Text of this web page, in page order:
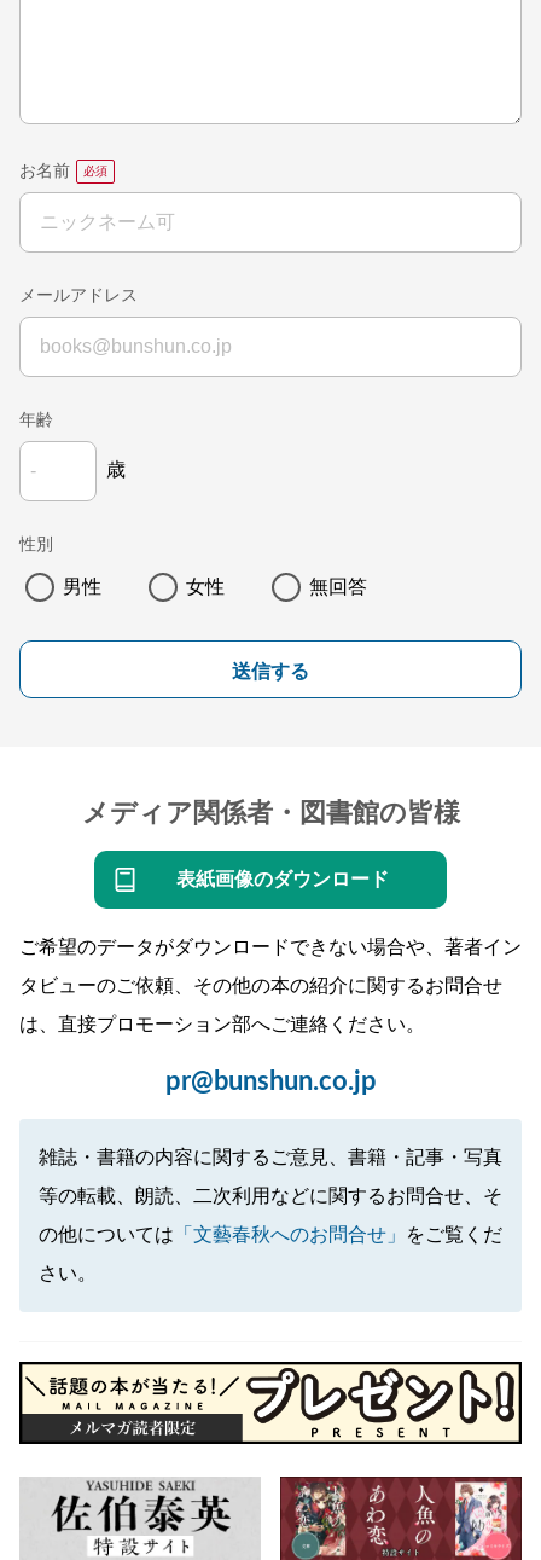
お名前
メールアドレス
年齢
歳
性別
男性 女性 無回答
送信する
メディア関係者・図書館の皆様
表紙画像のダウンロード
ご希望のデータがダウンロードできない場合や、著者イン
タビューのご依頼、その他の本の紹介に関するお問合せ
は、直接プロモーション部へご連絡ください。
pr@bunshun.co.jp
雑誌・書籍の内容に関するご意見、書籍・記事・写真
等の転載、朗読、二次利用などに関するお問合せ、そ
の他については 「文藝春秋へのお問合せ」
をご覧くだ
さい。